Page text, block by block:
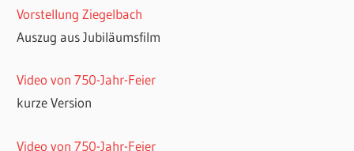
Vorstellung Ziegelbach
Auszug aus Jubiläumsfilm
Video von 750-Jahr-Feier
kurze Version
Video von 750-Jahr-Feier